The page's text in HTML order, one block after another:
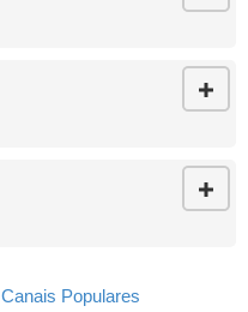
Canais Populares